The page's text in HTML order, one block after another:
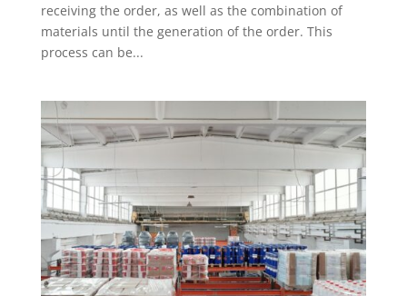
receiving the order, as well as the combination of
materials until the generation of the order. This
process can be...